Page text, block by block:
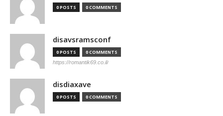
0 POSTS 0 COMMENTS
disavsramsconf
0 POSTS 0 COMMENTS
https://romantik69.co.il/
disdiaxave
0 POSTS 0 COMMENTS